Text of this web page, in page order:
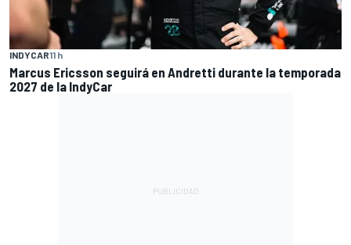
INDYCAR11 h
Marcus Ericsson seguirá en Andretti durante la temporada
2027 de la IndyCar